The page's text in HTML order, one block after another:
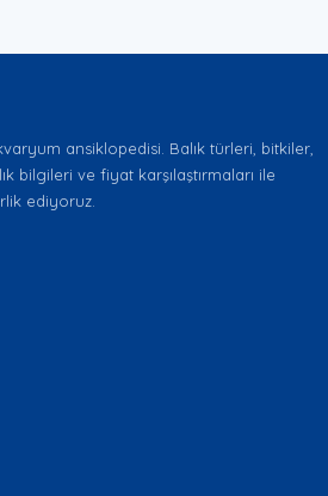
ansiklopedisi. Balık türleri, bitkiler,
bilgileri ve fiyat karşılaştırmaları ile
ediyoruz.